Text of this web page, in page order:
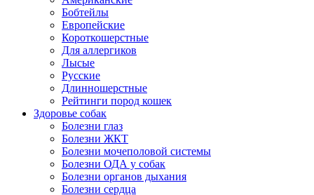
Бобтейлы
Европейские
Короткошерстные
Для аллергиков
Лысые
Русские
Длинношерстные
Рейтинги пород кошек
Здоровье собак
Болезни глаз
Болезни ЖКТ
Болезни мочеполовой системы
Болезни ОДА у собак
Болезни органов дыхания
Болезни сердца